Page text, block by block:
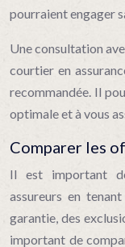
pourraient engager
Une consultation
courtier en
recommandée. Il
optimale et à vous
Comparer les
Il est important
assureurs en
garantie, des
important de